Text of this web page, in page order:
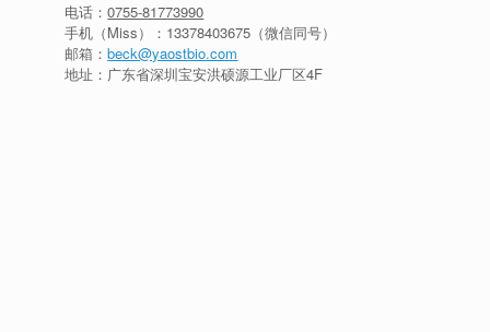
电话：0755-81773990
手机（Miss）： 13378403675 （微信同号）
邮箱：beck@yaostbio.com
地址：广东省深圳宝安洪硕源工业厂区4F